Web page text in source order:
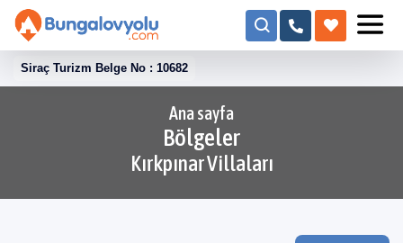
Siraç Turizm Belge No : 10682
Ana sayfa
Bölgeler
Kırkpınar Villaları